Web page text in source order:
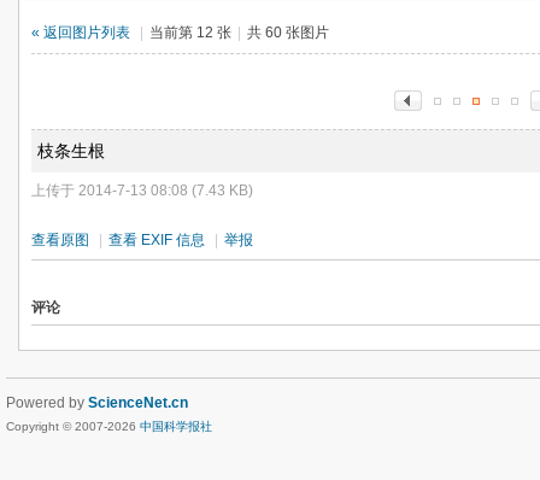
« 返回图片列表 当前第 12 张 共 60 张图片
枝条生根
上传于 2014-7-13 08:08 (7.43 KB)
查看原图 查看 EXIF 信息 举报
评论
Powered by ScienceNet.cn
Copyright © 2007-2026 中国科学报社